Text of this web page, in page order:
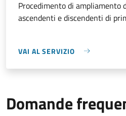
Procedimento di ampliamento
ascendenti e discendenti di
VAI AL SERVIZIO
Domande